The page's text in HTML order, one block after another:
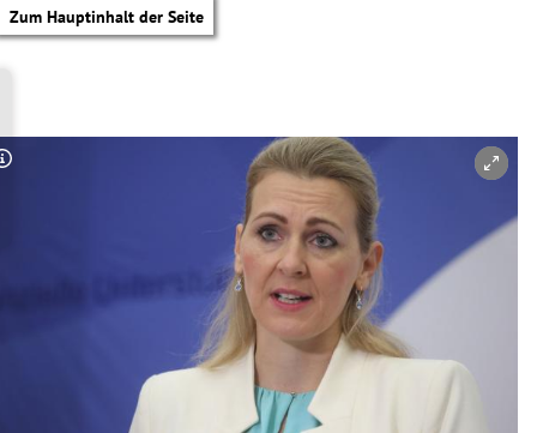
Zum Hauptinhalt der Seite
Copyright-Hinweis öffnen/schließen